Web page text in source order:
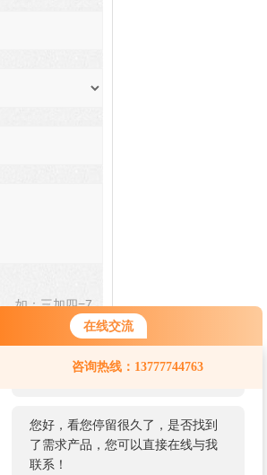
在线交流
咨询热线：13777744763
您好！欢迎前来咨询，很高兴为您
服务，请问您要咨询什么问题呢？
您好，看您停留很久了，是否找到
了需求产品，您可以直接在线与我
联系！
如：三加四=7
料